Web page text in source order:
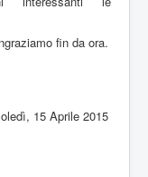
fin da ora.
15 Aprile 2015